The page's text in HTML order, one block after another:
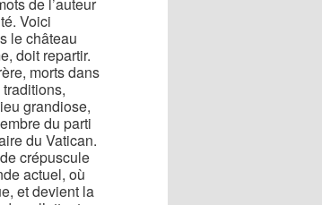
de l’auteur
Voici
le château
doit repartir.
morts dans
grandiose,
du parti
du Vatican.
crépuscule
actuel, où
et devient la